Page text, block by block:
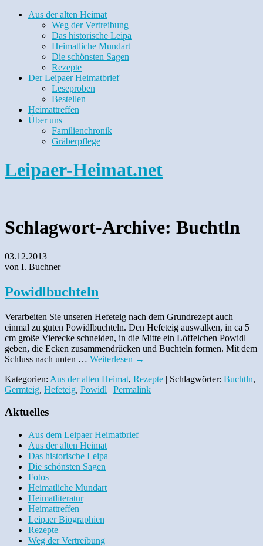
Aus der alten Heimat
Weg der Vertreibung
Das historische Leipa
Heimatliche Mundart
Die schönsten Sagen
Rezepte
Der Leipaer Heimatbrief
Leseproben
Bestellen
Heimattreffen
Über uns
Familienchronik
Gräberpflege
Leipaer-Heimat.net
Schlagwort-Archive: Buchtln
03.12.2013
von I. Buchner
Powidlbuchteln
Verarbeiten Sie unseren Hefeteig nach dem Grundrezept auch
einmal zu guten Powidlbuchteln. Den Hefeteig auswalken, in ca 5
cm große Vierecke schneiden, in die Mitte ein Löffelchen Powidl
geben, die Ecken zusammendrücken und Buchteln formen. Mit dem
Schluss nach unten … Weiterlesen →
Kategorien: Aus der alten Heimat, Rezepte | Schlagwörter: Buchtln,
Germteig, Hefeteig, Powidl | Permalink
Aktuelles
Aus dem Leipaer Heimatbrief
Aus der alten Heimat
Das historische Leipa
Die schönsten Sagen
Fotos
Heimatliche Mundart
Heimatliteratur
Heimattreffen
Leipaer Biographien
Rezepte
Weg der Vertreibung